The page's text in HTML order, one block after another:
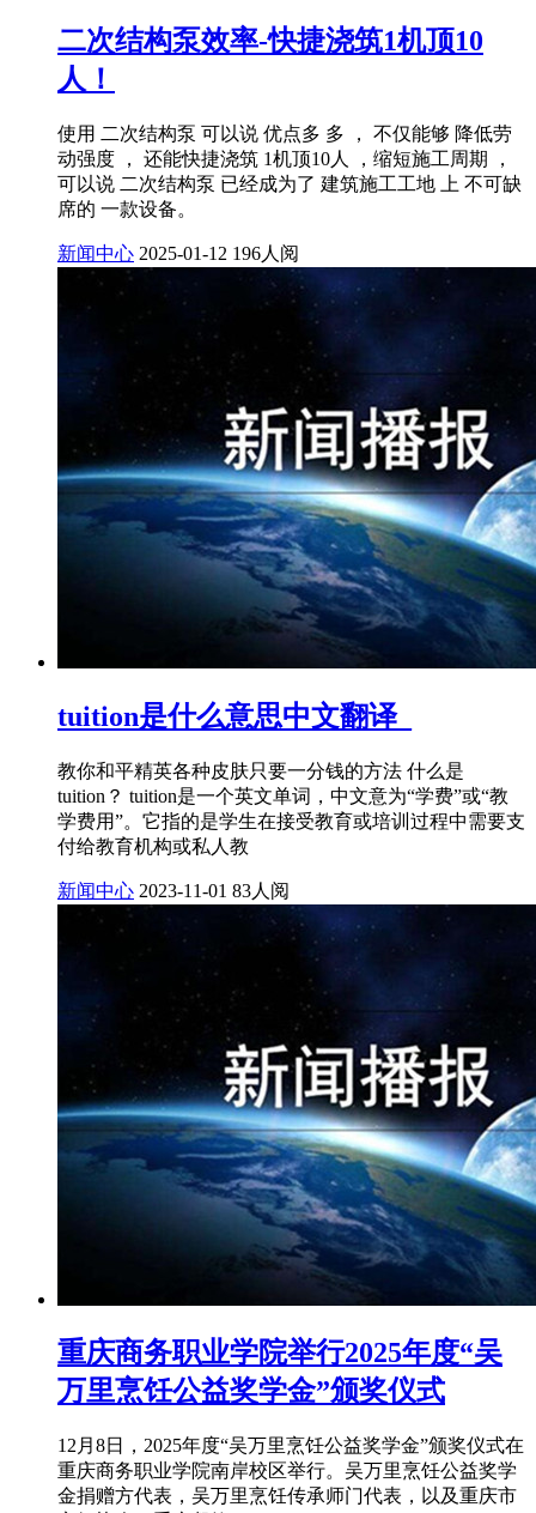
二次结构泵效率-快捷浇筑1机顶10
人！
使用 二次结构泵 可以说 优点多 多 ， 不仅能够 降低劳
动强度 ， 还能快捷浇筑 1机顶10人 ，缩短施工周期 ，
可以说 二次结构泵 已经成为了 建筑施工工地 上 不可缺
席的 一款设备。
新闻中心 2025-01-12 196人阅
tuition是什么意思中文翻译_
教你和平精英各种皮肤只要一分钱的方法 什么是
tuition？ tuition是一个英文单词，中文意为“学费”或“教
学费用”。它指的是学生在接受教育或培训过程中需要支
付给教育机构或私人教
新闻中心 2023-11-01 83人阅
重庆商务职业学院举行2025年度“吴
万里烹饪公益奖学金”颁奖仪式
12月8日，2025年度“吴万里烹饪公益奖学金”颁奖仪式在
重庆商务职业学院南岸校区举行。吴万里烹饪公益奖学
金捐赠方代表，吴万里烹饪传承师门代表，以及重庆市